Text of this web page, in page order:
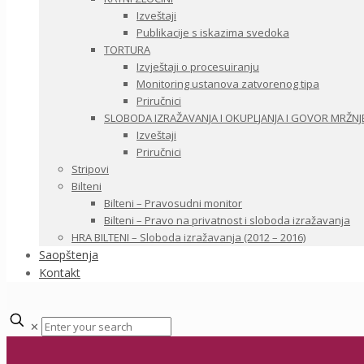
Izveštaji
Publikacije s iskazima svedoka
TORTURA
Izvještaji o procesuiranju
Monitoring ustanova zatvorenog tipa
Priručnici
SLOBODA IZRAŽAVANJA I OKUPLJANJA I GOVOR
Izveštaji
Priručnici
Stripovi
Bilteni
Bilteni – Pravosudni monitor
Bilteni – Pravo na privatnost i sloboda izražavanja
HRA BILTENI – Sloboda izražavanja (2012 – 2016)
Saopštenja
Kontakt
✕